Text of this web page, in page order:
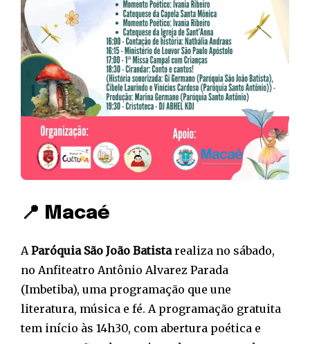
📍 Macaé
A Paróquia São João Batistarealiza no sábado,
no Anfiteatro Antônio Alvarez Parada
(Imbetiba), uma programação que une
literatura, música e fé. A programação gratuita
tem início às 14h30, com abertura poética e